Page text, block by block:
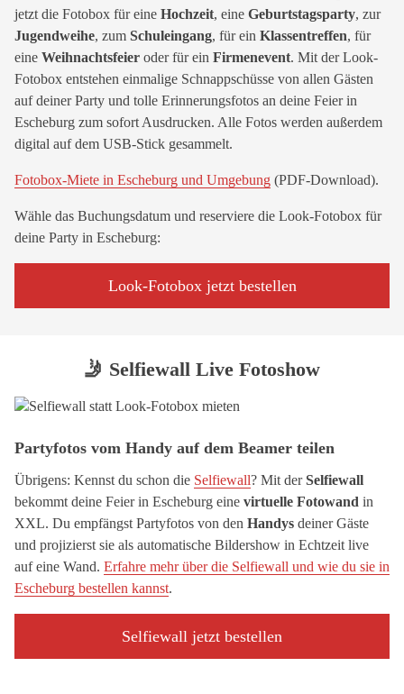
jetzt die Fotobox für eine Hochzeit, eine Geburtstagsparty, zur
Jugendweihe, zum Schuleingang, für ein Klassentreffen, für
eine Weihnachtsfeier oder für ein Firmenevent. Mit der Look-
Fotobox entstehen einmalige Schnappschüsse von allen Gästen
auf deiner Party und tolle Erinnerungsfotos an deine Feier in
Escheburg zum sofort Ausdrucken. Alle Fotos werden außerdem
digital auf dem USB-Stick gesammelt.
Fotobox-Miete in Escheburg und Umgebung (PDF-Download).
Wähle das Buchungsdatum und reserviere die Look-Fotobox für
deine Party in Escheburg:
Look-Fotobox jetzt bestellen
🤳 Selfiewall Live Fotoshow
Partyfotos vom Handy auf dem Beamer teilen
Übrigens: Kennst du schon die Selfiewall? Mit derSelfiewall
bekommt deine Feier in Escheburg eine virtuelle Fotowand in
XXL. Du empfängst Partyfotos von den Handys deiner Gäste
und projizierst sie als automatische Bildershow in Echtzeit live
auf eine Wand. Erfahre mehr über die Selfiewall und wie du sie in
Escheburg bestellen kannst.
Selfiewall jetzt bestellen